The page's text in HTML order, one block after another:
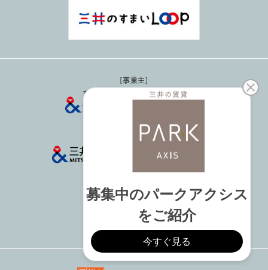
事業主
貸主